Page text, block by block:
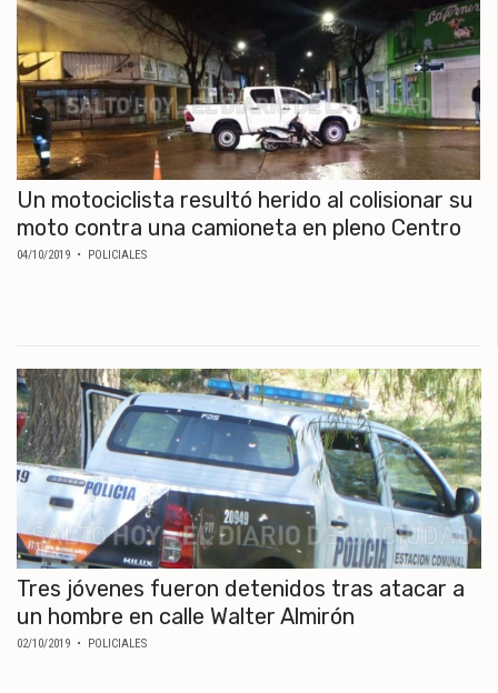
Un motociclista resultó herido al colisionar su
moto contra una camioneta en pleno Centro
04/10/2019 • POLICIALES
Tres jóvenes fueron detenidos tras atacar a
un hombre en calle Walter Almirón
02/10/2019 • POLICIALES